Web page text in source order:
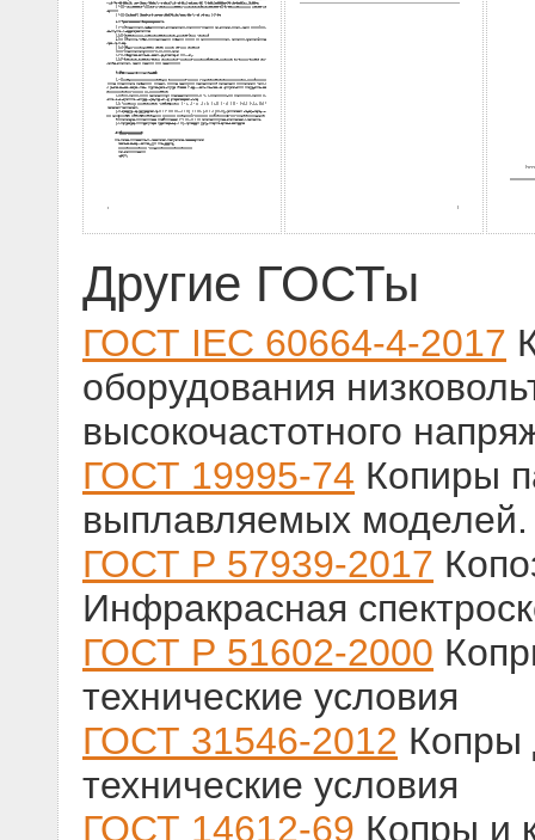
Другие ГОСТы
ГОСТ IEC 60664-4-2017
оборудования
высокочастотного
ГОСТ 19995-74 Копиры
выплавляемых
ГОСТ Р 57939-2017
Инфракрасная
ГОСТ Р 51602-2000
технические условия
ГОСТ 31546-2012 Копры
технические условия
ГОСТ 14612-69 Копры и